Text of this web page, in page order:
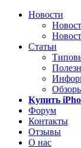
Новости
Статьи
Купить
Форум
Контакты
Отзывы
О нас